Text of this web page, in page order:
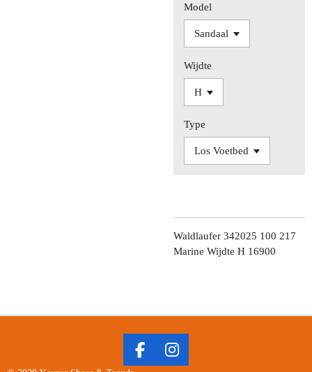
Model
Wijdte
Type
Waldlaufer 342025 100 217
Marine Wijdte H 16900
F
I